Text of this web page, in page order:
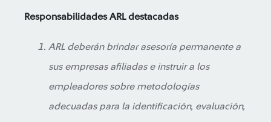
Responsabilidades ARL destacadas
ARL deberán brindar asesoría permanente a
sus empresas afiliadas e instruir a los
empleadores sobre metodologías
adecuadas para la identificación, evaluación,